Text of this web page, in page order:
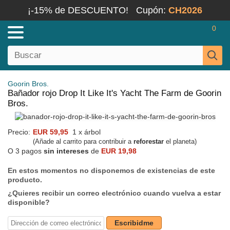
¡-15% de DESCUENTO! Cupón: CH2026
0
Goorin Bros.
Bañador rojo Drop It Like It's Yacht The Farm de Goorin
Bros.
Precio: EUR 59,95 1 x árbol
(Añade al carrito para contribuir a reforestar el planeta)
O 3 pagos sin intereses de EUR 19,98
En estos momentos no disponemos de existencias de este
producto.
¿Quieres recibir un correo electrónico cuando vuelva a estar
disponible?
Escribidme